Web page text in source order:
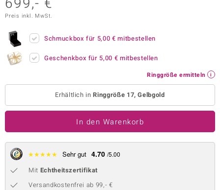
Collection
BY DE MELO
Collection
Preis inkl. MwSt.
Schmuckbox für 5,00 € mitbestellen
Geschenkbox für 5,00 € mitbestellen
Ringgröße ermitteln
Erhältlich inRinggröße 17, Gelbgold
In den Warenkorb
★★★★★ Sehr gut 4.70 /5.00
Mit Echtheitszertifikat
Versandkostenfrei ab 99,- €